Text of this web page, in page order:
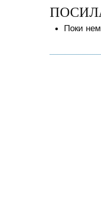
Поки